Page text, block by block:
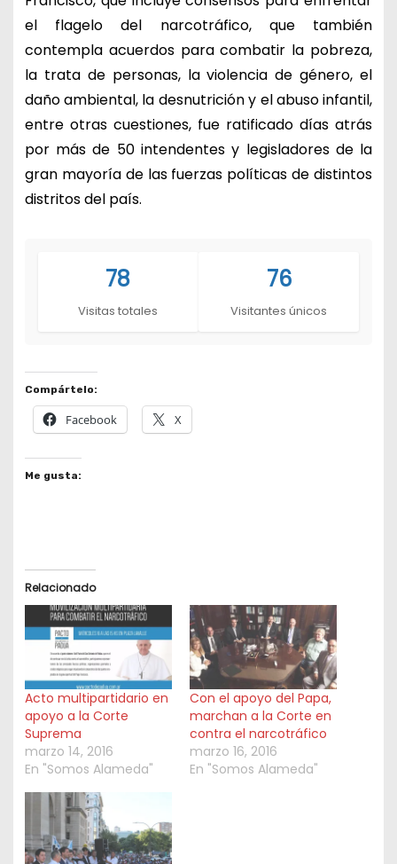
el flagelo del narcotráfico, que también
contempla acuerdos para combatir la pobreza,
la trata de personas, la violencia de género, el
daño ambiental, la desnutrición y el abuso infantil,
entre otras cuestiones, fue ratificado días atrás
por más de 50 intendentes y legisladores de la
gran mayoría de las fuerzas políticas de distintos
distritos del país.
78
Visitas totales
76
Visitantes únicos
Compártelo:
Facebook X
Me gusta:
Relacionado
Acto multipartidario en
apoyo a la Corte
Suprema
marzo 14, 2016
En "Somos Alameda"
Con el apoyo del Papa,
marchan a la Corte en
contra el narcotráfico
marzo 16, 2016
En "Somos Alameda"